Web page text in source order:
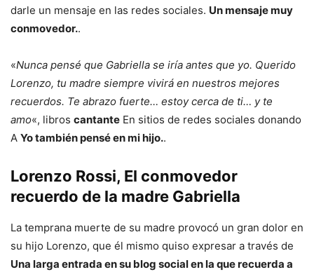
darle un mensaje en las redes sociales. Un mensaje muy
conmovedor..
«Nunca pensé que Gabriella se iría antes que yo. Querido
Lorenzo, tu madre siempre vivirá en nuestros mejores
recuerdos. Te abrazo fuerte… estoy cerca de ti… y te
amo«, libros cantante En sitios de redes sociales donando
A Yo también pensé en mi hijo..
Lorenzo Rossi, El conmovedor
recuerdo de la madre Gabriella
La temprana muerte de su madre provocó un gran dolor en
su hijo Lorenzo, que él mismo quiso expresar a través de
Una larga entrada en su blog social en la que recuerda a